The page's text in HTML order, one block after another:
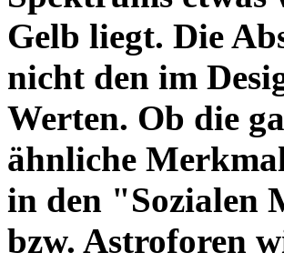
Gelb liegt. Die
nicht den im
Werten. Ob die
ähnliche
in den "Sozialen
bzw. Astroforen